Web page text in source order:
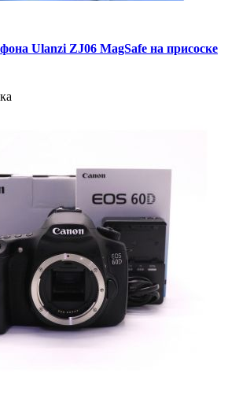
Ulanzi ZJ06 MagSafe на присоске